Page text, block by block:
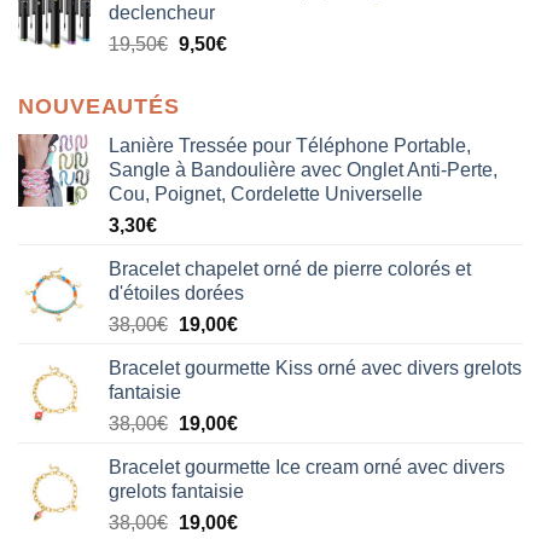
declencheur
19,50€ 9,50€
NOUVEAUTÉS
Lanière Tressée pour Téléphone Portable,
Sangle à Bandoulière avec Onglet Anti-Perte,
Cou, Poignet, Cordelette Universelle
3,30€
Bracelet chapelet orné de pierre colorés et
d'étoiles dorées
38,00€ Le
initial
était :
38,00€.
19,00€Le
actuel
19,00€.
Bracelet gourmette Kiss orné avec divers grelots
fantaisie
38,00€ Le
initial
était :
38,00€.
19,00€Le
actuel
est :
19,00€.
Bracelet gourmette Ice cream orné avec divers
grelots fantaisie
38,00€ Le
19,00€Le